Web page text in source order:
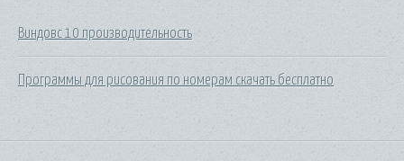
Виндовс 10 производительность
Программы для рисования по номерам скачать бесплатно